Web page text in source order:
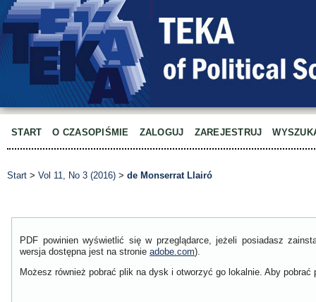
START O CZASOPIŚMIE ZALOGUJ ZAREJESTRUJ
Start > Vol 11, No 3 (2016) > de Monserrat Llairó
PDF powinien wyświetlić się w przeglądarce, jeżeli posiadasz
wersja dostępna jest na stronie adobe.com).
Możesz również pobrać plik na dysk i otworzyć go lokalnie. Aby